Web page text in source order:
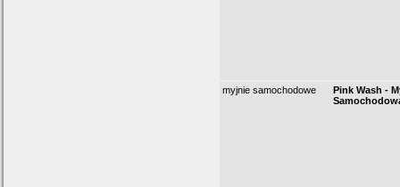
myjnie samochodowe
Pink Wash -